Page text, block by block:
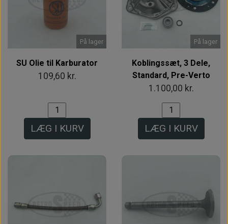
På lager
SU Olie til Karburator
109,60 kr.
LÆG I KURV
På lager
Koblingssæt, 3 Dele,
Standard, Pre-Verto
1.100,00 kr.
LÆG I KURV